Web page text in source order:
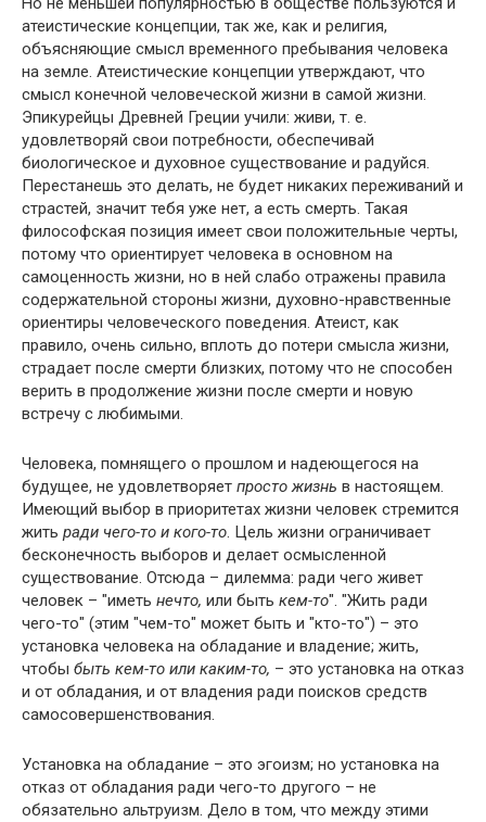
атеистические концепции, так же, как и религия,
объясняющие смысл временного пребывания человека
на земле. Атеистические концепции утверждают, что
смысл конечной человеческой жизни в самой жизни.
Эпикурейцы Древней Греции учили: живи, т. е.
удовлетворяй свои потребности, обеспечивай
биологическое и духовное существование и радуйся.
Перестанешь это делать, не будет никаких переживаний и
страстей, значит тебя уже нет, а есть смерть. Такая
философская позиция имеет свои положительные черты,
потому что ориентирует человека в основном на
самоценность жизни, но в ней слабо отражены правила
содержательной стороны жизни, духовно-нравственные
ориенти­ры человеческого поведения. Атеист, как
правило, очень сильно, вплоть до потери смысла жизни,
страдает после смерти близких, потому что не способен
верить в продолжение жизни после смерти и новую
встречу с любимыми.
Человека, помнящего о прошлом и надеющегося на
будущее, не удовлетворяет просто жизнь в настоящем.
Имеющий выбор в приоритетах жизни человек стремится
жить ради чего-то и кого-то. Цель жизни ограничивает
бесконечность выборов и делает осмысленной
существование. Отсюда – дилемма: ради чего живет
человек – "иметь нечто, или быть кем-то". "Жить ради
чего-то" (этим "чем-то" может быть и "кто-то") – это
установка человека на обладание и владение; жить,
чтобы быть кем-то или каким-то, – это установка на отказ
и от обладания, и от владения ради поисков средств
самосовершенствования.
Установка на обладание – это эгоизм; но установка на
отказ от обладания ради чего-то другого – не
обязательно альтруизм. Дело в том, что между этими